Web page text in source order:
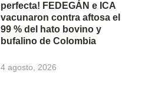
perfecta! FEDEGÁN e ICA
vacunaron contra aftosa el
99 % del hato bovino y
bufalino de Colombia
4 agosto, 2026